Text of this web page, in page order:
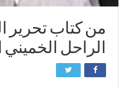
من كتاب تحرير
الراحل الخميني